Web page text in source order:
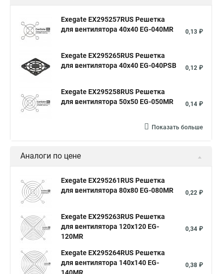
Exegate EX295257RUS Решетка
для вентилятора 40x40 EG-040MR
0,13 ₽
Exegate EX295265RUS Решетка
для вентилятора 40x40 EG-040PSB
0,12 ₽
Exegate EX295258RUS Решетка
для вентилятора 50х50 EG-050MR
0,14 ₽
Показать больше
Аналоги по цене
Exegate EX295261RUS Решетка
для вентилятора 80x80 EG-080MR
0,22 ₽
Exegate EX295263RUS Решетка
для вентилятора 120x120 EG-
120MR
0,34 ₽
Exegate EX295264RUS Решетка
для вентилятора 140x140 EG-
0,38 ₽